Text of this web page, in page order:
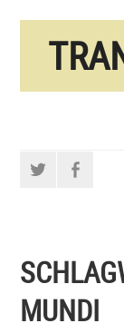
Twitter
MUNDI